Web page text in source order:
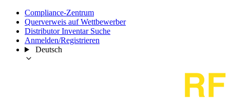
Compliance-Zentrum
Querverweis auf Wettbewerber
Distributor Inventar Suche
Anmelden/Registrieren
Deutsch